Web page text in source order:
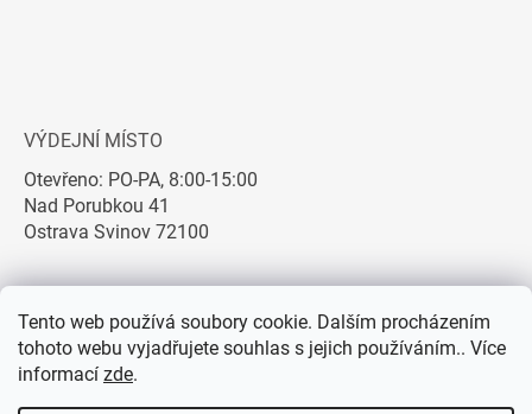
Tento web používá soubory cookie. Dalším procházením
tohoto webu vyjadřujete souhlas s jejich používáním.. Více
informací zde.
VÝDEJNÍ MÍSTO
Otevřeno: PO-PA, 8:00-15:00
Nad Porubkou 41
Ostrava Svinov 72100